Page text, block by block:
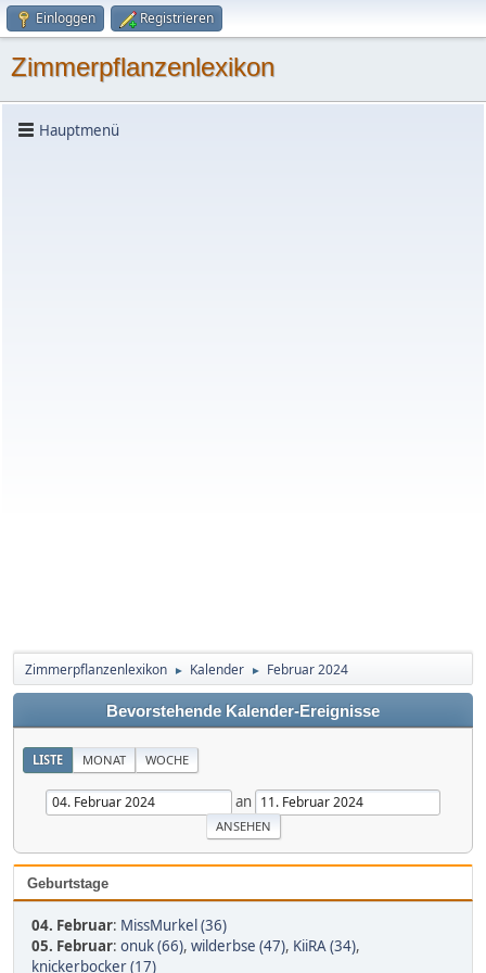
Einloggen Registrieren
Zimmerpflanzenlexikon
Hauptmenü
Zimmerpflanzenlexikon ► Kalender ► Februar 2024
Bevorstehende Kalender-Ereignisse
LISTE MONAT WOCHE
an
Geburtstage
04. Februar: MissMurkel (36)
05. Februar: onuk (66), wilderbse (47), KiiRA (34),
knickerbocker (17)